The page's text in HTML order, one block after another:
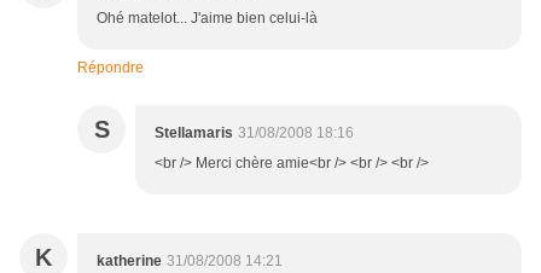
Ohé matelot... J'aime bien celui-là
Répondre
S Stellamaris 31/08/2008 18:16
<br /> Merci chère amie<br /> <br /> <br />
K katherine 31/08/2008 14:21